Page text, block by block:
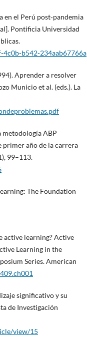
en el Perú post‑pandemia
Pontificia Universidad
b542-234aab67766a
Aprender a resolver
Municio et al. (eds.). La
metodología ABP
primer año de la carrera
99–113.
The Foundation
active learning? Active
Learning in the
Series. American
significativo y su
de Investigación
view/15